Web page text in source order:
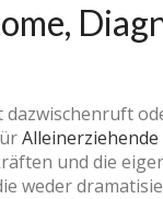
Alleinerziehende
und die
weder